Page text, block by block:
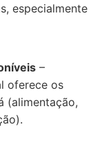
especialmente
–
oferece os
(alimentação,